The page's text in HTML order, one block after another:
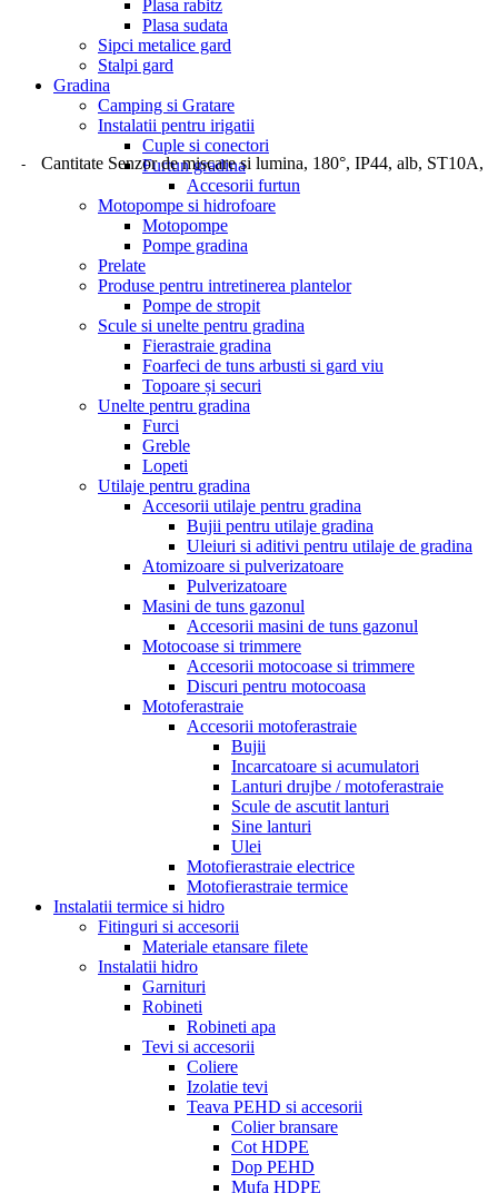
Plasa rabitz
Plasa sudata
Sipci metalice gard
Stalpi gard
Gradina
Camping si Gratare
Instalatii pentru irigatii
Cuple si conectori
Furtun gradina
Accesorii furtun
Motopompe si hidrofoare
Motopompe
Pompe gradina
Prelate
Produse pentru intretinerea plantelor
Pompe de stropit
Scule si unelte pentru gradina
Fierastraie gradina
Foarfeci de tuns arbusti si gard viu
Topoare și securi
Unelte pentru gradina
Furci
Greble
Lopeti
Utilaje pentru gradina
Accesorii utilaje pentru gradina
Bujii pentru utilaje gradina
Uleiuri si aditivi pentru utilaje de gradina
Atomizoare si pulverizatoare
Pulverizatoare
Masini de tuns gazonul
Accesorii masini de tuns gazonul
Motocoase si trimmere
Accesorii motocoase si trimmere
Discuri pentru motocoasa
Motoferastraie
Accesorii motoferastraie
Bujii
Incarcatoare si acumulatori
Lanturi drujbe / motoferastraie
Scule de ascutit lanturi
Sine lanturi
Ulei
Motofierastraie electrice
Motofierastraie termice
Instalatii termice si hidro
Fitinguri si accesorii
Materiale etansare filete
Instalatii hidro
Garnituri
Robineti
Robineti apa
Tevi si accesorii
Coliere
Izolatie tevi
Teava PEHD si accesorii
Colier bransare
Cot HDPE
Dop PEHD
Mufa HDPE
Cantitate Senzor de miscare si lumina, 180°, IP44, alb, ST10A,